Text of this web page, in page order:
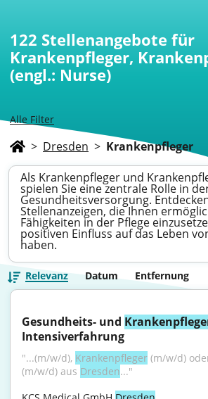
Alle Filter
122 Stellenangebote für
Krankenpfleger,
(engl.: Nurse)
> Dresden > Krankenpfleger
Als Krankenpfleger und
spielen Sie eine zentrale Rolle in
Gesundheitsversorgung.
Stellenanzeigen, die Ihnen
Fähigkeiten in der Pflege
positiven Einfluss auf das Leben
haben.
Relevanz Datum Entfernung
Gesundheits- und
Intensiverfahrung
"...(m/w/d), Krankenpfleger (m/w/d)
(m/w/d) aus Dresden..."